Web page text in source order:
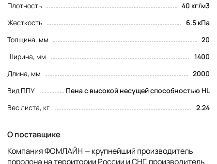
Плотность
40 кг/м3
Жесткость
6.5 кПа
Толщина, мм
20
Ширина, мм
1400
Длина, мм
2000
Вид ППУ
Пена с высокой несущей способностью HL
Вес листа, кг
2.24
О поставщике
Компания ФОМЛАЙН — крупнейший производитель
поролона на территории России и СНГ, производитель